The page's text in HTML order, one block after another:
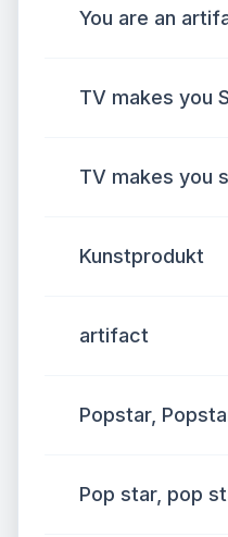
You are an
TV makes you
TV makes you
Kunstprodukt
artifact
Popstar,
Pop star, pop